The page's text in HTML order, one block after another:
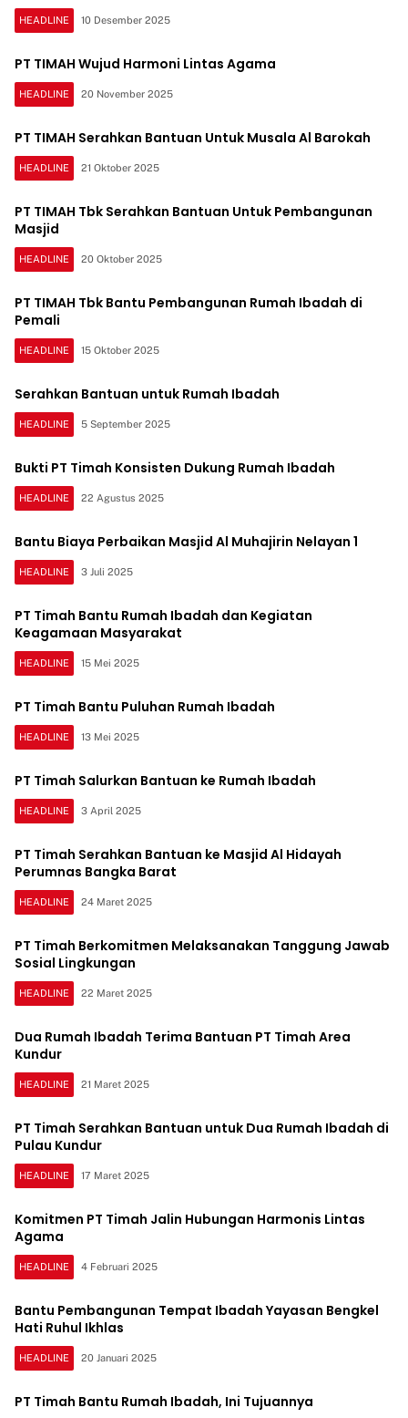
HEADLINE 10 Desember 2025
PT TIMAH Wujud Harmoni Lintas Agama
HEADLINE 20 November 2025
PT TIMAH Serahkan Bantuan Untuk Musala Al Barokah
HEADLINE 21 Oktober 2025
PT TIMAH Tbk Serahkan Bantuan Untuk Pembangunan
Masjid
HEADLINE 20 Oktober 2025
PT TIMAH Tbk Bantu Pembangunan Rumah Ibadah di
Pemali
HEADLINE 15 Oktober 2025
Serahkan Bantuan untuk Rumah Ibadah
HEADLINE 5 September 2025
Bukti PT Timah Konsisten Dukung Rumah Ibadah
HEADLINE 22 Agustus 2025
Bantu Biaya Perbaikan Masjid Al Muhajirin Nelayan 1
HEADLINE 3 Juli 2025
PT Timah Bantu Rumah Ibadah dan Kegiatan
Keagamaan Masyarakat
HEADLINE 15 Mei 2025
PT Timah Bantu Puluhan Rumah Ibadah
HEADLINE 13 Mei 2025
PT Timah Salurkan Bantuan ke Rumah Ibadah
HEADLINE 3 April 2025
PT Timah Serahkan Bantuan ke Masjid Al Hidayah
Perumnas Bangka Barat
HEADLINE 24 Maret 2025
PT Timah Berkomitmen Melaksanakan Tanggung Jawab
Sosial Lingkungan
HEADLINE 22 Maret 2025
Dua Rumah Ibadah Terima Bantuan PT Timah Area
Kundur
HEADLINE 21 Maret 2025
PT Timah Serahkan Bantuan untuk Dua Rumah Ibadah di
Pulau Kundur
HEADLINE 17 Maret 2025
Komitmen PT Timah Jalin Hubungan Harmonis Lintas
Agama
HEADLINE 4 Februari 2025
Bantu Pembangunan Tempat Ibadah Yayasan Bengkel
Hati Ruhul Ikhlas
HEADLINE 20 Januari 2025
PT Timah Bantu Rumah Ibadah, Ini Tujuannya